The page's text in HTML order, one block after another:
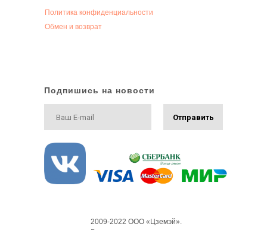
Политика конфиденциальности
Обмен и возврат
2009-2022 ООО «Цземэй».
Отправить
Подпишись на новости